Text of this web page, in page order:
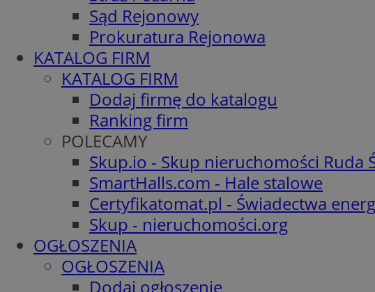
Sąd Rejonowy
Prokuratura Rejonowa
KATALOG FIRM
KATALOG FIRM
Dodaj firmę do katalogu
Ranking firm
POLECAMY
Skup.io - Skup nieruchomości Ruda
SmartHalls.com - Hale stalowe
Certyfikatomat.pl - Świadectwa
Skup - nieruchomości.org
OGŁOSZENIA
OGŁOSZENIA
Dodaj ogłoszenie